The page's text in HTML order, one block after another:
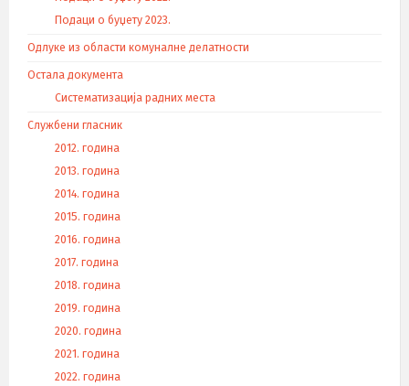
Подаци о буџету 2023.
Одлуке из области комуналне делатности
Остала документа
Систематизација радних места
Службени гласник
2012. година
2013. година
2014. година
2015. година
2016. година
2017. година
2018. година
2019. година
2020. година
2021. година
2022. година